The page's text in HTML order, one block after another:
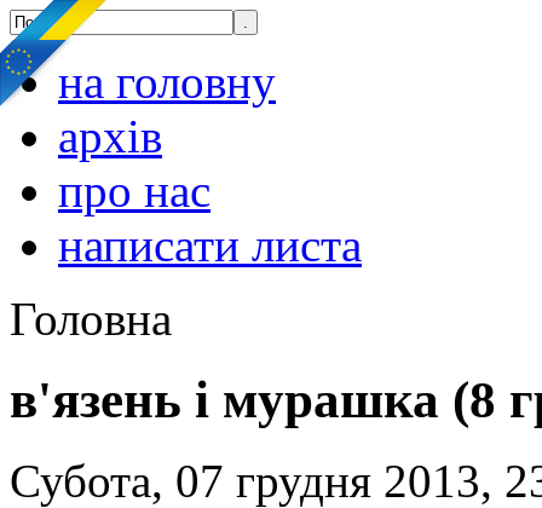
на головну
архів
про нас
написати листа
Головна
в'язень і мурашка (8
Субота, 07 грудня 2013,